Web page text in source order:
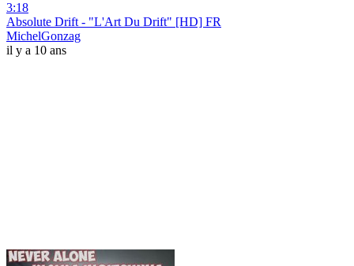
3:18
Absolute Drift - "L'Art Du Drift" [HD] FR
MichelGonzag
il y a 10 ans